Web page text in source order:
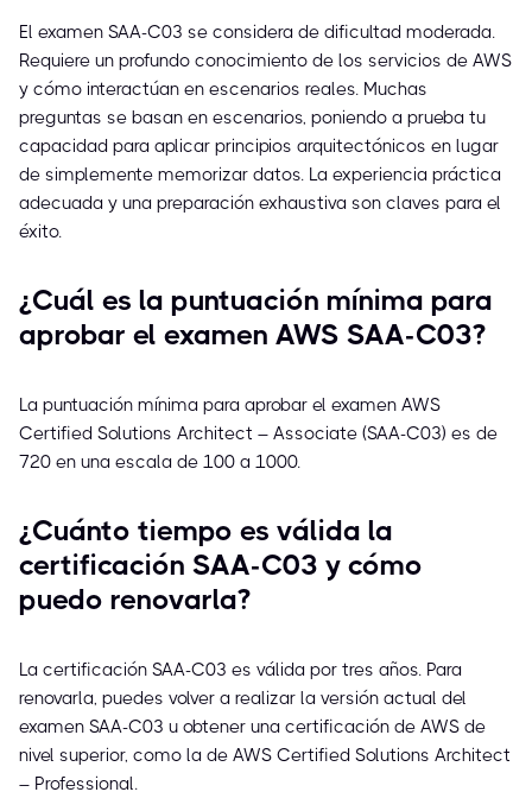
El examen SAA-C03 se considera de dificultad moderada.
Requiere un profundo conocimiento de los servicios de AWS
y cómo interactúan en escenarios reales. Muchas
preguntas se basan en escenarios, poniendo a prueba tu
capacidad para aplicar principios arquitectónicos en lugar
de simplemente memorizar datos. La experiencia práctica
adecuada y una preparación exhaustiva son claves para el
éxito.
¿Cuál es la puntuación mínima para
aprobar el examen AWS SAA-C03?
La puntuación mínima para aprobar el examen AWS
Certified Solutions Architect – Associate (SAA-C03) es de
720 en una escala de 100 a 1000.
¿Cuánto tiempo es válida la
certificación SAA-C03 y cómo
puedo renovarla?
La certificación SAA-C03 es válida por tres años. Para
renovarla, puedes volver a realizar la versión actual del
examen SAA-C03 u obtener una certificación de AWS de
nivel superior, como la de AWS Certified Solutions Architect
– Professional.